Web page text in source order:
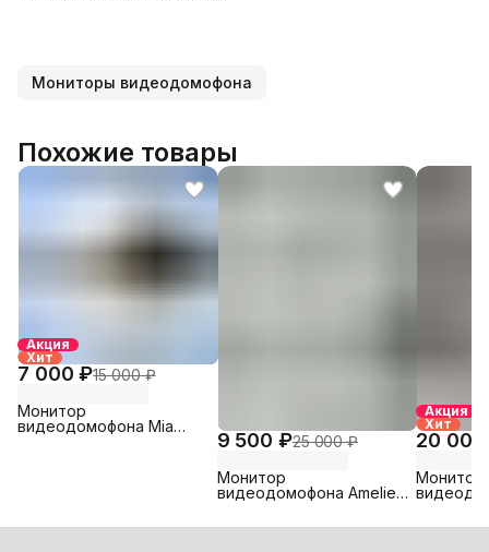
Мониторы видеодомофона
Похожие товары
Акция
Хит
7 000 ₽15 000 ₽
Монитор
видеодомофона Mia
9 500 ₽25 000 ₽
Монитор
видеодомофона Amelie
Акция
Хит
20
Монитор